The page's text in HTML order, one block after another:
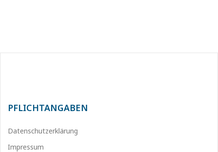
PFLICHTANGABEN
Datenschutzerklärung
Impressum